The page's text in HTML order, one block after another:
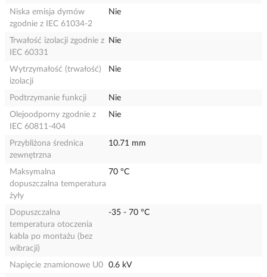
Niska emisja dymów
zgodnie z IEC 61034-2
Nie
Trwałość izolacji zgodnie z
IEC 60331
Nie
Wytrzymałość (trwałość)
izolacji
Nie
Podtrzymanie funkcji
Nie
Olejoodporny zgodnie z
IEC 60811-404
Nie
Przybliżona średnica
zewnętrzna
10.71 mm
Maksymalna
dopuszczalna temperatura
żyły
70 °C
Dopuszczalna
temperatura otoczenia
kabla po montażu (bez
wibracji)
-35 - 70 °C
Napięcie znamionowe U0
0.6 kV